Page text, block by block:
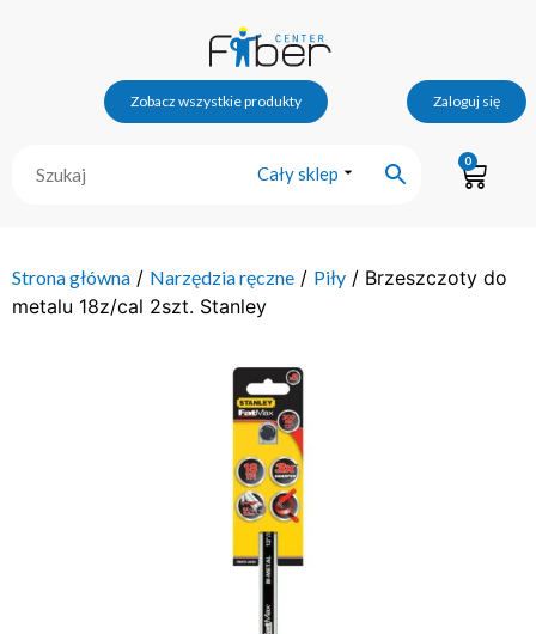
Zobacz wszystkie produkty Zaloguj się
Cały sklep
0
Strona główna / Narzędzia ręczne / Piły / Brzeszczoty do
metalu 18z/cal 2szt. Stanley